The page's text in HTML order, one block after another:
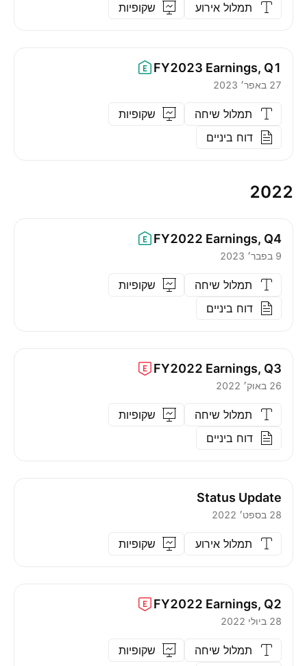
תמלול אירוע שקופיות
Earnings, Q1
FY2023
27 באפר׳ 2023
תמלול שיחה
שקופיות
דוח ביניים
2022
Earnings, Q4
FY2022
9 בפבר׳ 2023
תמלול שיחה
שקופיות
דוח ביניים
Earnings, Q3
FY2022
26 באוק׳ 2022
תמלול שיחה
שקופיות
דוח ביניים
Status Update
28 בספט׳ 2022
תמלול אירוע שקופיות
Earnings, Q2
FY2022
28 ביולי 2022
תמלול שיחה
שקופיות